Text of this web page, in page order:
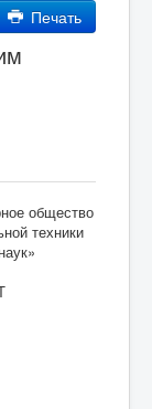
Печать
общество
техники